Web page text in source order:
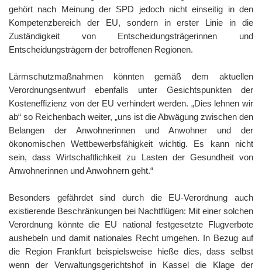
gehört nach Meinung der SPD jedoch nicht einseitig in den
Kompetenzbereich der EU, sondern in erster Linie in die
Zuständigkeit von Entscheidungsträgerinnen und
Entscheidungsträgern der betroffenen Regionen.
Lärmschutzmaßnahmen könnten gemäß dem aktuellen
Verordnungsentwurf ebenfalls unter Gesichtspunkten der
Kosteneffizienz von der EU verhindert werden. „Dies lehnen wir
ab“ so Reichenbach weiter, „uns ist die Abwägung zwischen den
Belangen der Anwohnerinnen und Anwohner und der
ökonomischen Wettbewerbsfähigkeit wichtig. Es kann nicht
sein, dass Wirtschaftlichkeit zu Lasten der Gesundheit von
Anwohnerinnen und Anwohnern geht.“
Besonders gefährdet sind durch die EU-Verordnung auch
existierende Beschränkungen bei Nachtflügen: Mit einer solchen
Verordnung könnte die EU national festgesetzte Flugverbote
aushebeln und damit nationales Recht umgehen. In Bezug auf
die Region Frankfurt beispielsweise hieße dies, dass selbst
wenn der Verwaltungsgerichtshof in Kassel die Klage der